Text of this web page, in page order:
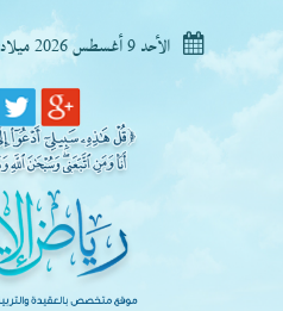
الأحد 9 أغسطس 2026 ميلادى - 24 صفر 1448 هجرى